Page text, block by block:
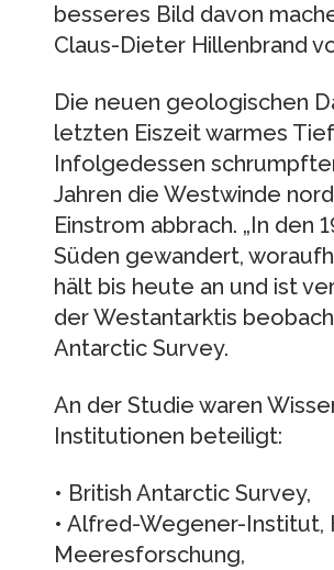
besseres Bild davon
Claus-Dieter Hillenbrand
Die neuen geologischen
letzten Eiszeit warmes
Infolgedessen
Jahren die Westwinde
Einstrom abbrach. „In den
Süden gewandert,
hält bis heute an und ist
der Westantarktis
Antarctic Survey.
An der Studie waren
Institutionen beteiligt:
• British Antarctic Survey,
• Alfred-Wegener-
Meeresforschung,